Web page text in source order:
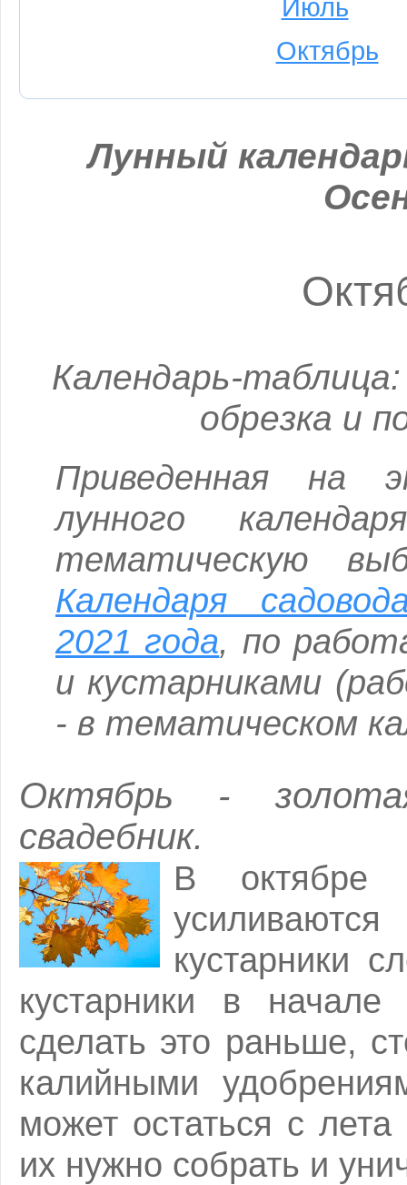
Июль
Октябрь
Лунный
Календарь-
обрезка и
Приведенная на
лунного
тематическую
Календаря
2021 года, по
и кустарниками
- в тематическом
Октябрь -
свадебник.
В октябре
кустарники
кустарники в
сделать это раньше,
калийными
может остаться с
их нужно собрать и